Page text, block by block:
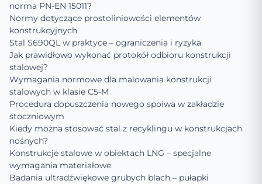
norma PN-EN 15011?
Normy dotyczące prostoliniowości elementów
konstrukcyjnych
Stal S690QL w praktyce – ograniczenia i ryzyka
Jak prawidłowo wykonać protokół odbioru konstrukcji
stalowej?
Wymagania normowe dla malowania konstrukcji
stalowych w klasie C5-M
Procedura dopuszczenia nowego spoiwa w zakładzie
stoczniowym
Kiedy można stosować stal z recyklingu w konstrukcjach
nośnych?
Konstrukcje stalowe w obiektach LNG – specjalne
wymagania materiałowe
Badania ultradźwiękowe grubych blach – pułapki